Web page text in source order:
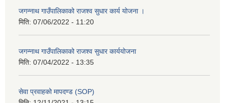
जगन्नाथ गाउँपालिकाको राजश्व सुधार कार्य योजना ।
मिति: 07/06/2022 - 11:20
जगन्नाथ गाउँपालिकाको राजश्व सुधार कार्ययोजना
मिति: 07/04/2022 - 13:35
सेवा प्रवाहको मापदण्ड (SOP)